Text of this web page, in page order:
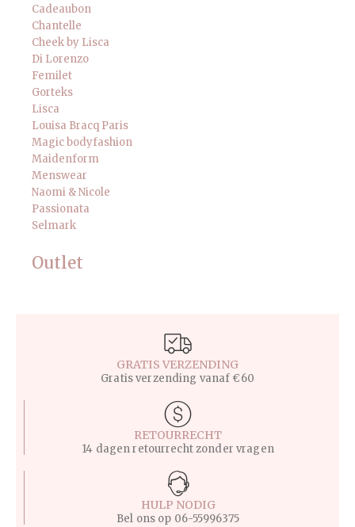
Cadeaubon
Chantelle
Cheek by Lisca
Di Lorenzo
Femilet
Gorteks
Lisca
Louisa Bracq Paris
Magic bodyfashion
Maidenform
Menswear
Naomi & Nicole
Passionata
Selmark
Outlet
GRATIS VERZENDING
Gratis verzending vanaf €60
RETOURRECHT
14 dagen retourrecht zonder vragen
HULP NODIG
Bel ons op 06-55996375